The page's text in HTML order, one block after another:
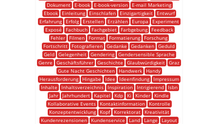
Dokument
E-book E-book-version
E-mail Marketing
Ebook
Einleitung Einschlafen Einzigartigkeit
Entwurf
Erfahrung
Erfolg Erstellen Erzählen Europa
Experiment
Exposé
Fachbuch Fachgebiet Farbgebung
Feedback
Fehler
Filmen Format Formatierung
Forschung
Fortschritt
Fotografieren Gedanke Gedanken Geduld
Geld
Gelegenheit Gendering
Gendersensible Sprache
Genre
Geschäftsführer Geschichte Glaubwürdigkeit Graz
Gute Nacht Geschichten
Handwerk
Handy
Herausforderung
Hingabe Idee Ideenfindung
Impressum
Inhalte
Inhaltsverzeichnis Inspiration Intrigierend
Isbn
Jahr
Jahrhundert Kapitel Kdp Ki Kinder
Kindle
Kollaborative Events
Kontaktinformation
Kontrolle
Konzeptentwicklung
Kopf Korrektorat
Kreativität
Kundenrezensionen
Kundenservice Land Lange
Layout